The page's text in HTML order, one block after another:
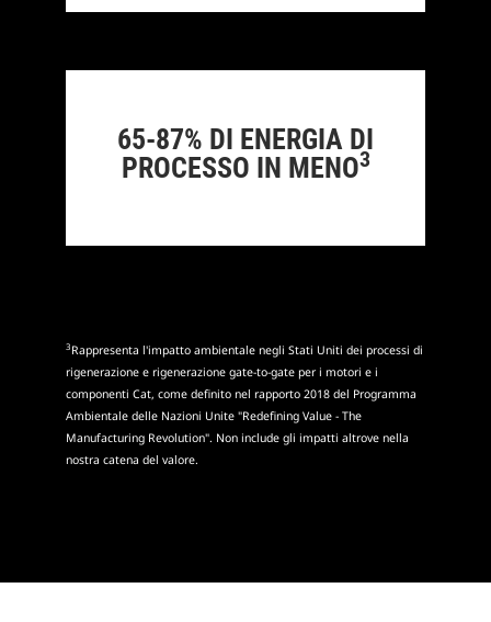
65-87% DI ENERGIA DI
PROCESSO IN MENO3
3 Rappresenta l'impatto ambientale negli Stati Uniti dei processi di
rigenerazione e rigenerazione gate-to-gate per i motori e i
componenti Cat, come definito nel rapporto 2018 del Programma
Ambientale delle Nazioni Unite "Redefining Value - The
Manufacturing Revolution". Non include gli impatti altrove nella
nostra catena del valore.